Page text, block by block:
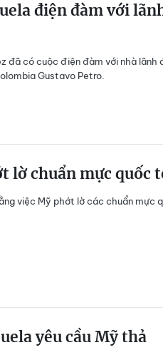
điện đàm với
đã có cuộc điện đàm với nhà lãnh
Gustavo Petro.
lờ chuẩn mực quốc
việc Mỹ phớt lờ các chuẩn mực
yêu cầu Mỹ thả